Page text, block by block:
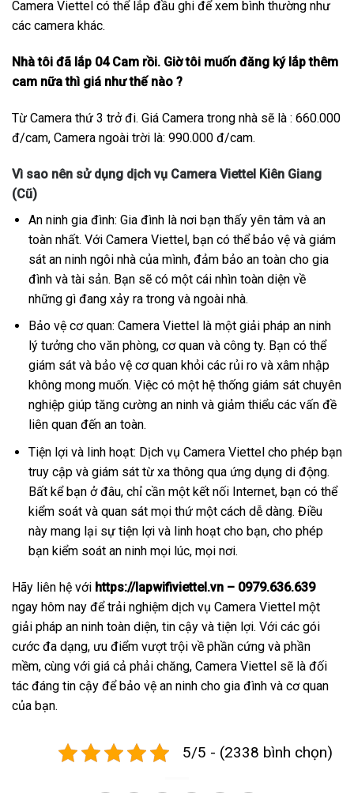
Camera Viettel có thể lắp đầu ghi để xem bình thường như
các camera khác.
Nhà tôi đã lắp 04 Cam rồi. Giờ tôi muốn đăng ký lắp thêm
cam nữa thì giá như thế nào ?
Từ Camera thứ 3 trở đi. Giá Camera trong nhà sẽ là : 660.000
đ/cam, Camera ngoài trời là: 990.000 đ/cam.
Vì sao nên sử dụng dịch vụ Camera Viettel Kiên Giang
(Cũ)
An ninh gia đình: Gia đình là nơi bạn thấy yên tâm và an
toàn nhất. Với Camera Viettel, bạn có thể bảo vệ và giám
sát an ninh ngôi nhà của mình, đảm bảo an toàn cho gia
đình và tài sản. Bạn sẽ có một cái nhìn toàn diện về
những gì đang xảy ra trong và ngoài nhà.
Bảo vệ cơ quan: Camera Viettel là một giải pháp an ninh
lý tưởng cho văn phòng, cơ quan và công ty. Bạn có thể
giám sát và bảo vệ cơ quan khỏi các rủi ro và xâm nhập
không mong muốn. Việc có một hệ thống giám sát chuyên
nghiệp giúp tăng cường an ninh và giảm thiểu các vấn đề
liên quan đến an toàn.
Tiện lợi và linh hoạt: Dịch vụ Camera Viettel cho phép bạn
truy cập và giám sát từ xa thông qua ứng dụng di động.
Bất kể bạn ở đâu, chỉ cần một kết nối Internet, bạn có thể
kiểm soát và quan sát mọi thứ một cách dễ dàng. Điều
này mang lại sự tiện lợi và linh hoạt cho bạn, cho phép
bạn kiểm soát an ninh mọi lúc, mọi nơi.
Hãy liên hệ với https://lapwifiviettel.vn – 0979.636.639
ngay hôm nay để trải nghiệm dịch vụ Camera Viettel một
giải pháp an ninh toàn diện, tin cậy và tiện lợi. Với các gói
cước đa dạng, ưu điểm vượt trội về phần cứng và phần
mềm, cùng với giá cả phải chăng, Camera Viettel sẽ là đối
tác đáng tin cậy để bảo vệ an ninh cho gia đình và cơ quan
của bạn.
5/5 - (2338 bình chọn)